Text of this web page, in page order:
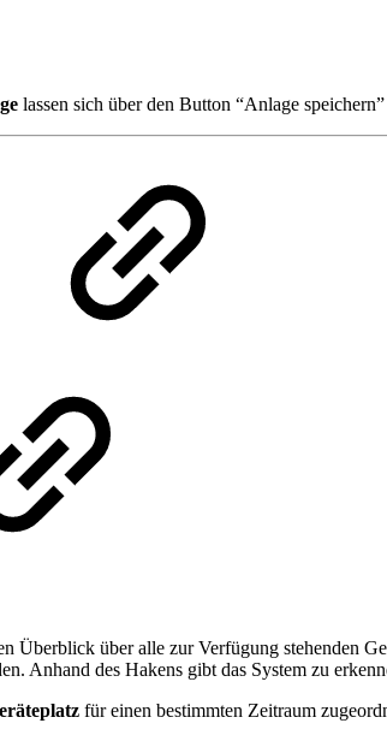
lassen sich über den Button “Anlage
Überblick über alle zur Verfügung stehenden
Anhand des Hakens gibt das System zu
für einen bestimmten Zeitraum